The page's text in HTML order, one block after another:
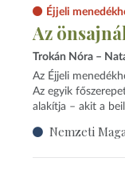
Éjjeli
Az
Trokán Nóra –
Az Éjjeli
Az egyik
alakítja – akit a
Nemzeti